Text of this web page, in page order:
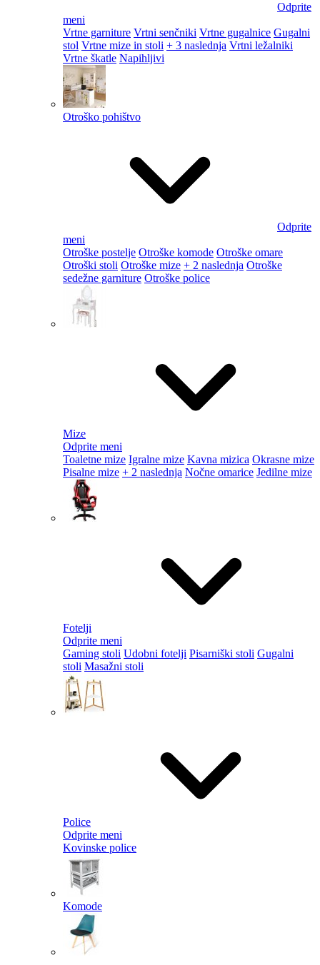
Odprite
meni
Vrtne garniture Vrtni senčniki Vrtne gugalnice Gugalni
stol Vrtne mize in stoli + 3 naslednja Vrtni ležalniki
Vrtne škatle Napihljivi
Otroško pohištvo
Odprite
meni
Otroške postelje Otroške komode Otroške omare
Otroški stoli Otroške mize + 2 naslednja Otroške
sedežne garniture Otroške police
Mize
Odprite meni
Toaletne mize Igralne mize Kavna mizica Okrasne mize
Pisalne mize + 2 naslednja Nočne omarice Jedilne mize
Fotelji
Odprite meni
Gaming stoli Udobni fotelji Pisarniški stoli Gugalni
stoli Masažni stoli
Police
Odprite meni
Kovinske police
Komode